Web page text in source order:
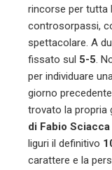
rincorse per tutta
controsorpassi,
spettacolare. A
fissato sul 5-5.
per individuare
giorno
trovato la propria
di Fabio Sciacca
liguri il definitivo
carattere e la